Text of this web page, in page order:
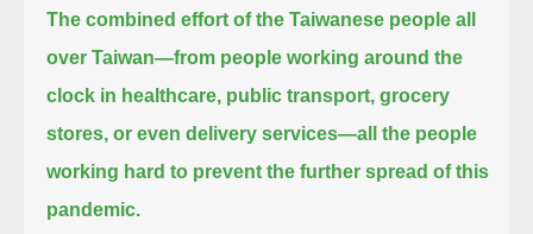
The combined effort of the Taiwanese people all
over Taiwan—from people working around the
clock in healthcare, public transport, grocery
stores, or even delivery services—all the people
working hard to prevent the further spread of this
pandemic.